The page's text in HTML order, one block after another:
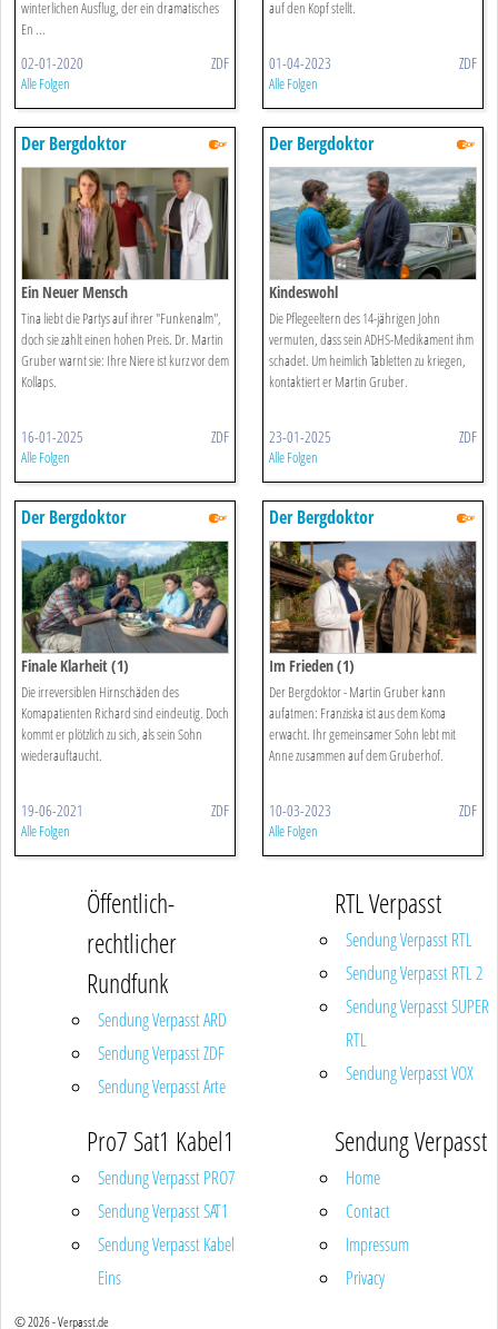
winterlichen Ausflug, der ein dramatisches
En ...
02-01-2020 ZDF
Alle Folgen
auf den Kopf stellt.
01-04-2023 ZDF
Alle Folgen
Der Bergdoktor
Ein Neuer Mensch
Tina liebt die Partys auf ihrer "Funkenalm",
doch sie zahlt einen hohen Preis. Dr. Martin
Gruber warnt sie: Ihre Niere ist kurz vor dem
Kollaps.
16-01-2025 ZDF
Alle Folgen
Der Bergdoktor
Kindeswohl
Die Pflegeeltern des 14-jährigen John
vermuten, dass sein ADHS-Medikament ihm
schadet. Um heimlich Tabletten zu kriegen,
kontaktiert er Martin Gruber.
23-01-2025 ZDF
Alle Folgen
Der Bergdoktor
Finale Klarheit (1)
Die irreversiblen Hirnschäden des
Komapatienten Richard sind eindeutig. Doch
kommt er plötzlich zu sich, als sein Sohn
wiederauftaucht.
19-06-2021 ZDF
Alle Folgen
Der Bergdoktor
Im Frieden (1)
Der Bergdoktor - Martin Gruber kann
aufatmen: Franziska ist aus dem Koma
erwacht. Ihr gemeinsamer Sohn lebt mit
Anne zusammen auf dem Gruberhof.
10-03-2023 ZDF
Alle Folgen
Öffentlich-
rechtlicher
Rundfunk
Sendung Verpasst ARD
Sendung Verpasst ZDF
Sendung Verpasst Arte
RTL Verpasst
Sendung Verpasst RTL
Sendung Verpasst RTL 2
Sendung Verpasst SUPER
RTL
Sendung Verpasst VOX
Pro7 Sat1 Kabel1
Sendung Verpasst PRO7
Sendung Verpasst SAT1
Sendung Verpasst Kabel
Eins
Sendung Verpasst
Home
Contact
Impressum
Privacy
© 2026 - Verpasst.de